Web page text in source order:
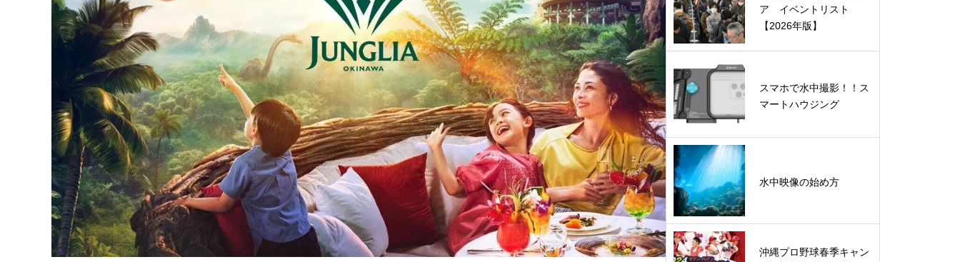
ア イベントリスト
【2026年版】
スマホで水中撮影！！ス
マートハウジング
水中映像の始め方
沖縄プロ野球春季キャン